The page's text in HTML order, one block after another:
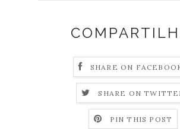
SHARE ON
SHARE ON
PIN THIS POST